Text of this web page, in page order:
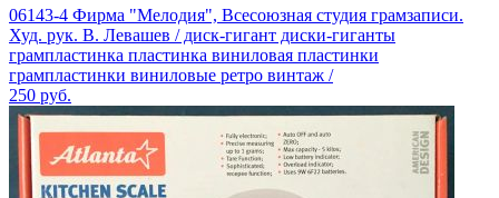
06143-4 Фирма "Мелодия", Всесоюзная студия грамзаписи.
Худ. рук. В. Левашев / диск-гигант диски-гиганты
грампластинка пластинка виниловая пластинки
грампластинки виниловые ретро винтаж /
250 руб.